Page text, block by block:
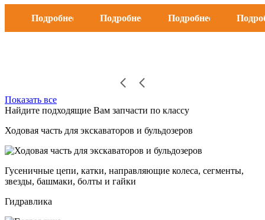
Подробнее Подробнее Подробнее
Показать все
Найдите подходящие Вам запчасти по классу
Ходовая часть для экскаваторов и бульдозеров
Гусеничные цепи, катки, направляющие колеса, сегменты,
звезды, башмаки, болты и гайки
Гидравлика